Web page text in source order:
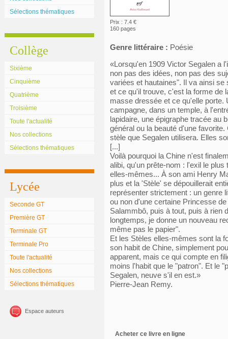
Sélections thématiques
Collège
Sixième
Cinquième
Quatrième
Troisième
Toute l'actualité
Nos collections
Sélections thématiques
Lycée
Seconde GT
Première GT
Terminale GT
Terminale Pro
Toute l'actualité
Nos collections
Sélections thématiques
Espace auteurs
Prix : 7.4 €
160 pages
Genre littéraire : Poésie
«Lorsqu'en 1909 Victor Segalen a
non pas des idées, non pas des
variées et hautaines". Il va ainsi
et ce qu'il trouve, c'est la forme de
masse dressée et ce qu'elle porte.
campagne, dans un temple, à
lapidaire, une épigraphe tracée au
général ou la beauté d'une
stèle que Segalen utilisera. Elles
[...]
Voilà pourquoi la Chine n'est
alibi, qu'un prête-nom : l'exil le
elles-mêmes... À son ami Henry
plus et la 'Stèle' se dépouillerait
représenter strictement : un genre
ou non d'une certaine Princesse
Salammbô, puis à tout, puis à rien
longtemps, je donne un nouveau
même pas le papier".
Et les Stèles elles-mêmes sont la
son habit de Chine, simplement
apparent, mais ce qui compte en
moins l'habit que le "patron". Et le
Segalen, neuve s'il en est.»
Pierre-Jean Remy.
Acheter ce livre en ligne